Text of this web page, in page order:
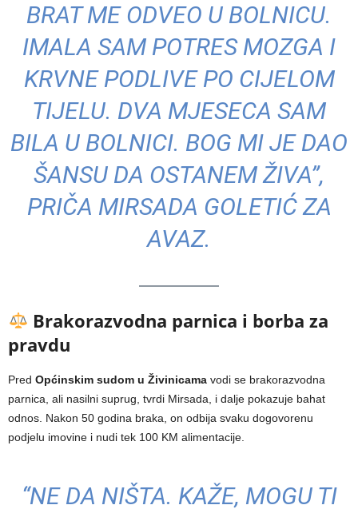
BRAT ME ODVEO U BOLNICU.
IMALA SAM POTRES MOZGA I
KRVNE PODLIVE PO CIJELOM
TIJELU. DVA MJESECA SAM
BILA U BOLNICI. BOG MI JE DAO
ŠANSU DA OSTANEM ŽIVA”,
PRIČA MIRSADA GOLETIĆ ZA
AVAZ.
Brakorazvodna parnica i borba za
pravdu
Pred Općinskim sudom u Živinicama vodi se brakorazvodna
parnica, ali nasilni suprug, tvrdi Mirsada, i dalje pokazuje bahat
odnos. Nakon 50 godina braka, on odbija svaku dogovorenu
podjelu imovine i nudi tek 100 KM alimentacije.
“NE DA NIŠTA. KAŽE, MOGU TI